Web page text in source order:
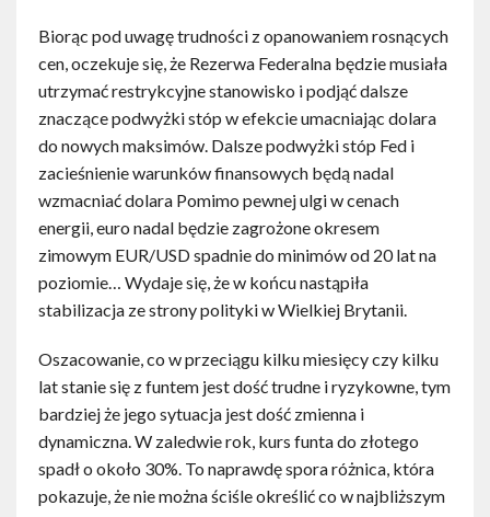
Biorąc pod uwagę trudności z opanowaniem rosnących
cen, oczekuje się, że Rezerwa Federalna będzie musiała
utrzymać restrykcyjne stanowisko i podjąć dalsze
znaczące podwyżki stóp w efekcie umacniając dolara
do nowych maksimów. Dalsze podwyżki stóp Fed i
zacieśnienie warunków finansowych będą nadal
wzmacniać dolara Pomimo pewnej ulgi w cenach
energii, euro nadal będzie zagrożone okresem
zimowym EUR/USD spadnie do minimów od 20 lat na
poziomie… Wydaje się, że w końcu nastąpiła
stabilizacja ze strony polityki w Wielkiej Brytanii.
Oszacowanie, co w przeciągu kilku miesięcy czy kilku
lat stanie się z funtem jest dość trudne i ryzykowne, tym
bardziej że jego sytuacja jest dość zmienna i
dynamiczna. W zaledwie rok, kurs funta do złotego
spadł o około 30%. To naprawdę spora różnica, która
pokazuje, że nie można ściśle określić co w najbliższym